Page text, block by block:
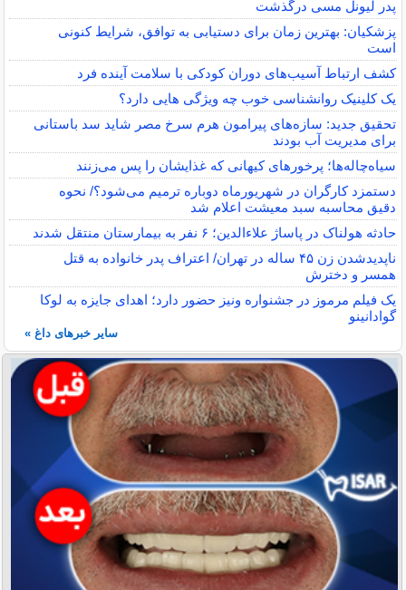
پدر لیونل مسی درگذشت
پزشکیان: بهترین زمان برای دستیابی به توافق، شرایط کنونی
است
کشف ارتباط آسیب‌های دوران کودکی با سلامت آینده فرد
یک کلینیک روانشناسی خوب چه ویژگی هایی دارد؟
تحقیق جدید: سازه‌های پیرامون هرم سرخ مصر شاید سد باستانی
برای مدیریت آب بودند
سیاه‌چاله‌ها؛ پرخورهای کیهانی که غذایشان را پس می‌زنند
دستمزد کارگران در شهریورماه دوباره ترمیم می‌شود؟/ نحوه
دقیق محاسبه سبد معیشت اعلام شد
حادثه هولناک در پاساژ علاءالدین؛ ۶ نفر به بیمارستان منتقل شدند
ناپدیدشدن زن ۴۵ ساله در تهران/ اعتراف پدر خانواده به قتل
همسر و دخترش
یک فیلم مرموز در جشنواره ونیز حضور دارد؛ اهدای جایزه به لوکا
گوادانینو
سایر خبرهای داغ »